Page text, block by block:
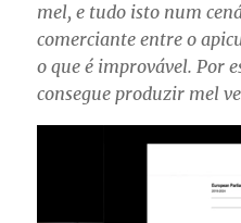
mel, e tudo isto num
comerciante entre o
o que é improvável. Por
consegue produzir mel